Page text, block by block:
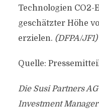
Technologien
geschätzter Höhe
erzielen. (DFPA/JF1)
Quelle:
Die Susi Partners
Investment